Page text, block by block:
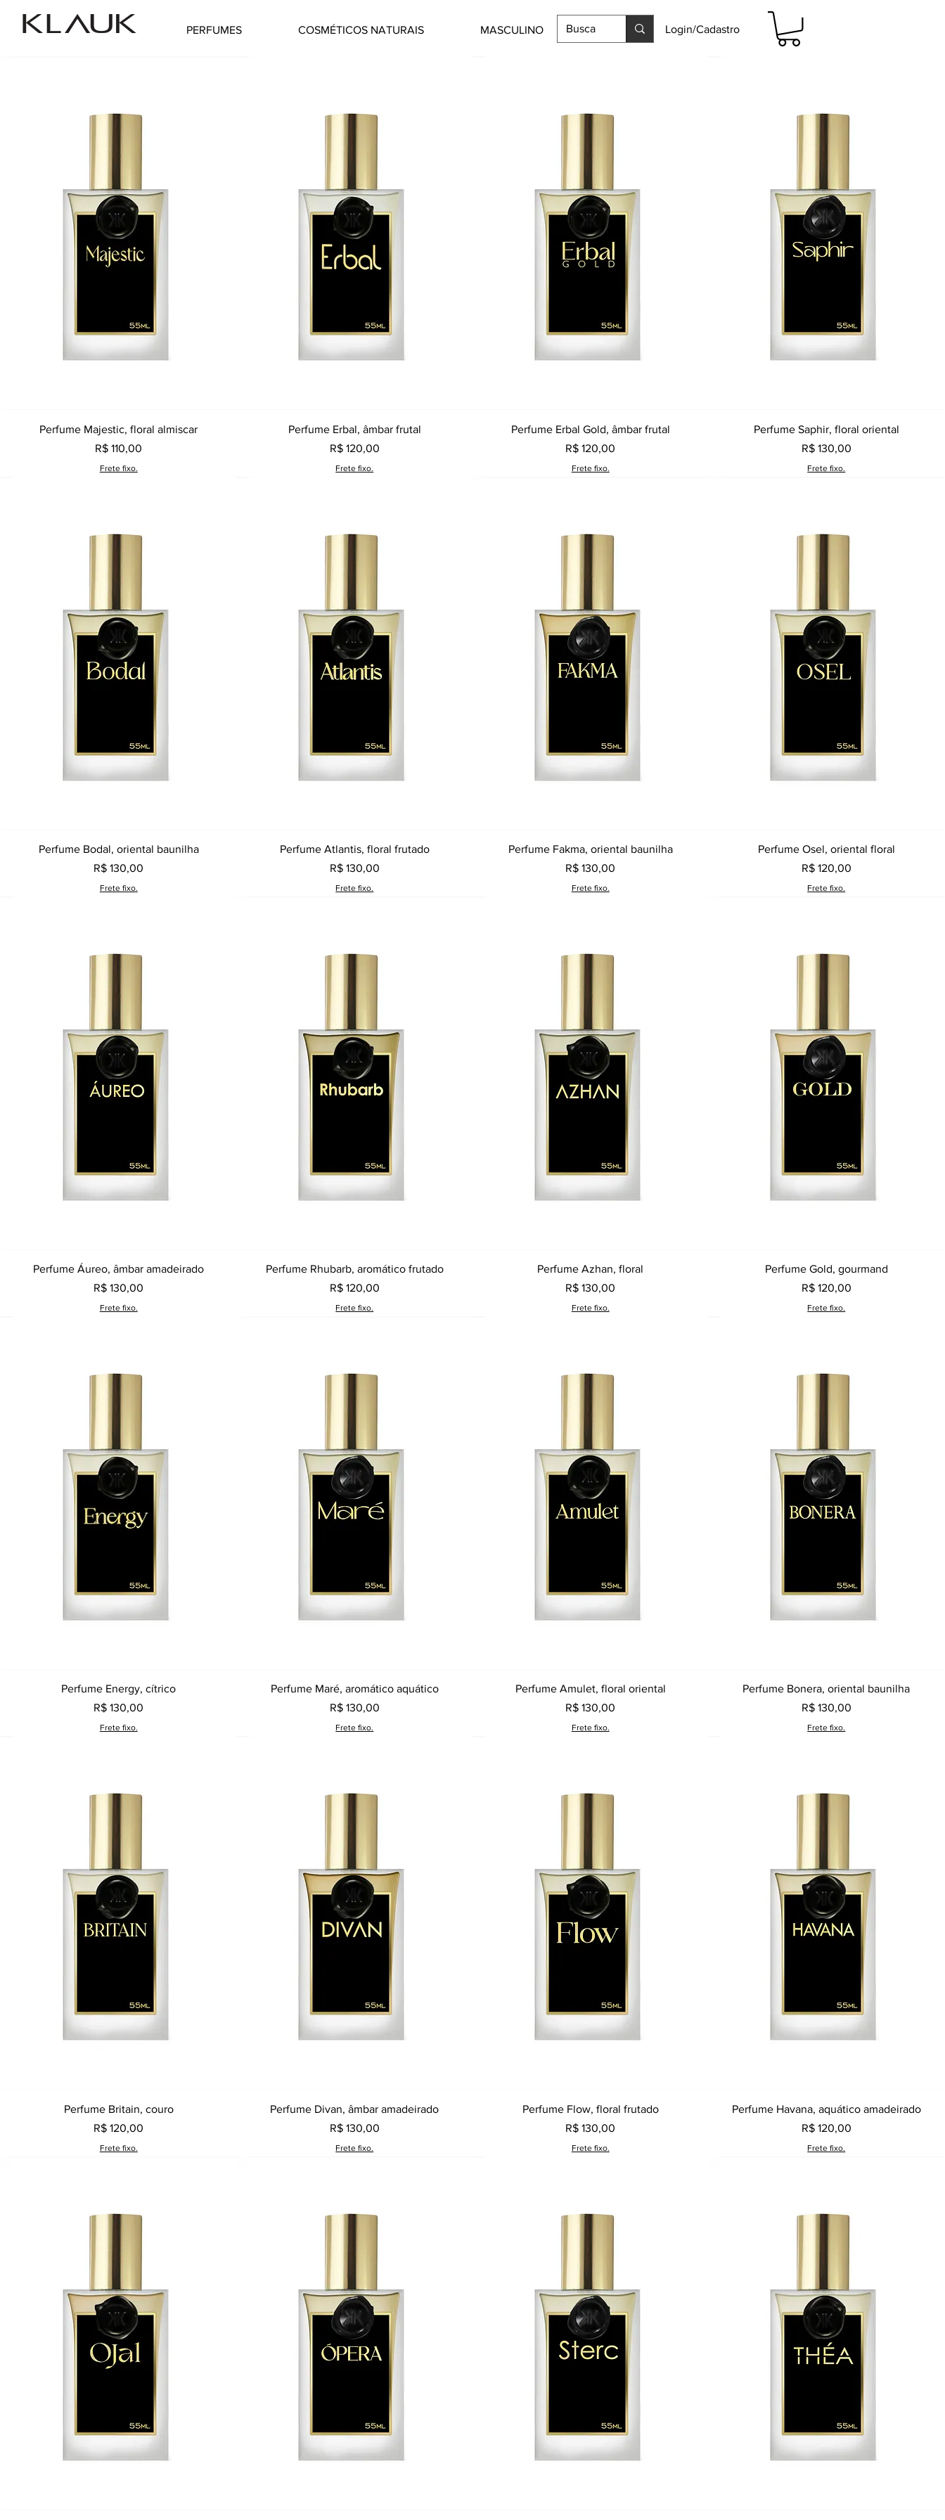
PERFUMES COSMÉTICOS NATURAIS MASCULINO Login/Cadastro
Visualização rápida
Perfume Majestic, floral almiscar
Preço
R$ 110,00
Frete fixo.
Visualização rápida
Perfume Erbal, âmbar frutal
Preço
R$ 120,00
Frete fixo.
Visualização rápida
Perfume Erbal Gold, âmbar frutal
Preço
R$ 120,00
Frete fixo.
Visualização rápida
Perfume Saphir, floral oriental
Preço
R$ 130,00
Frete fixo.
Visualização rápida
Perfume Bodal, oriental baunilha
Preço
R$ 130,00
Frete fixo.
Visualização rápida
Perfume Atlantis, floral frutado
Preço
R$ 130,00
Frete fixo.
Visualização rápida
Perfume Fakma, oriental baunilha
Preço
R$ 130,00
Frete fixo.
Visualização rápida
Perfume Osel, oriental floral
Preço
R$ 120,00
Frete fixo.
Visualização rápida
Perfume Áureo, âmbar amadeirado
Preço
R$ 130,00
Frete fixo.
Visualização rápida
Perfume Rhubarb, aromático frutado
Preço
R$ 120,00
Frete fixo.
Visualização rápida
Perfume Azhan, floral
Preço
R$ 130,00
Frete fixo.
Visualização rápida
Perfume Gold, gourmand
Preço
R$ 120,00
Frete fixo.
Visualização rápida
Perfume Energy, cítrico
Preço
R$ 130,00
Frete fixo.
Visualização rápida
Perfume Maré, aromático aquático
Preço
R$ 130,00
Frete fixo.
Visualização rápida
Perfume Amulet, floral oriental
Preço
R$ 130,00
Frete fixo.
Visualização rápida
Perfume Bonera, oriental baunilha
Preço
R$ 130,00
Frete fixo.
Visualização rápida
Perfume Britain, couro
Preço
R$ 120,00
Frete fixo.
Visualização rápida
Perfume Divan, âmbar amadeirado
Preço
R$ 130,00
Frete fixo.
Visualização rápida
Perfume Flow, floral frutado
Preço
R$ 130,00
Frete fixo.
Visualização rápida
Perfume Havana, aquático amadeirado
Preço
R$ 120,00
Frete fixo.